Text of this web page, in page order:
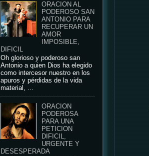
ORACION AL
PODEROSO SAN
ANTONIO PARA
RECUPERAR UN
AMOR
IMPOSIBLE,
DIFICIL
Oh glorioso y poderoso san
Antonio a quien Dios ha elegido
como intercesor nuestro en los
apuros y pérdidas de la vida
material, ...
ORACION
PODEROSA
PARA UNA
PETICION
DIFICIL,
URGENTE Y
DESESPERADA